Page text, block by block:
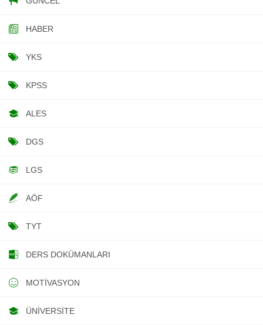
HABER
YKS
KPSS
ALES
DGS
LGS
AÖF
TYT
DERS DOKÜMANLARI
MOTIVASYON
ÜNIVERSITE